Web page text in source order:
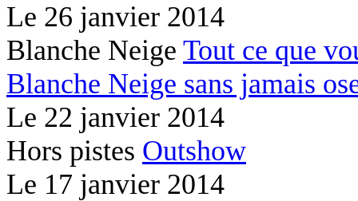
Le 26 janvier 2014
Blanche Neige Tout ce que
Blanche Neige sans jamais
Le 22 janvier 2014
Hors pistes Outshow
Le 17 janvier 2014